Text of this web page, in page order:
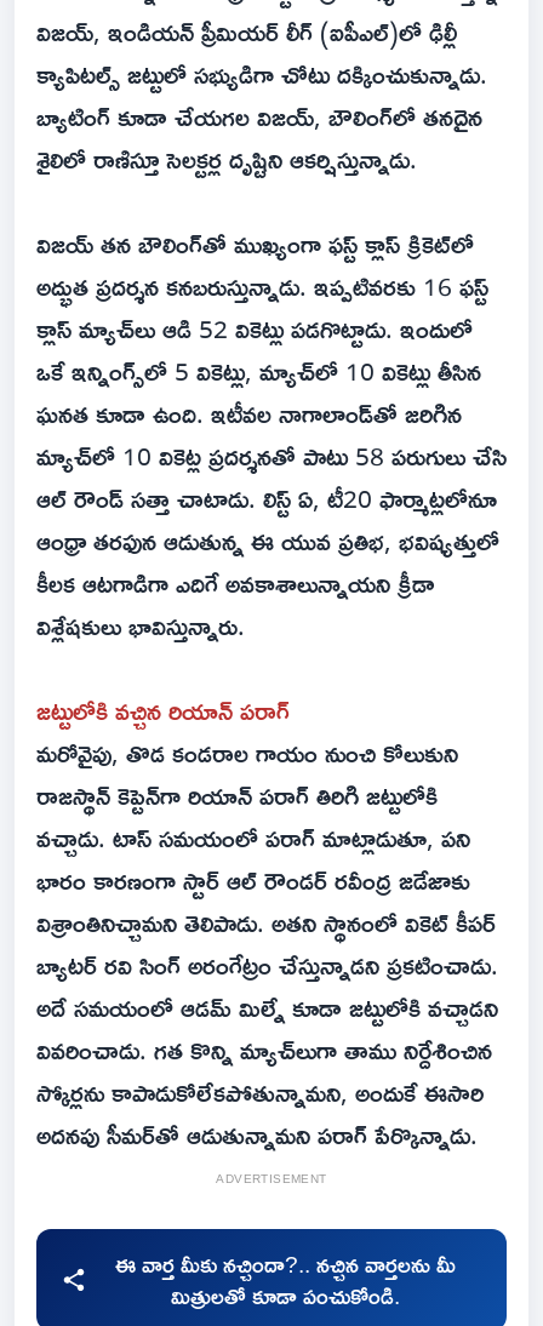
విజయ్, ఇండియన్ ప్రీమియర్ లీగ్ (ఐపీఎల్)లో ఢిల్లీ
క్యాపిటల్స్ జట్టులో సభ్యుడిగా చోటు దక్కించుకున్నాడు.
బ్యాటింగ్ కూడా చేయగల విజయ్, బౌలింగ్‌లో తనదైన
శైలిలో రాణిస్తూ సెలక్టర్ల దృష్టిని ఆకర్షిస్తున్నాడు.
విజయ్ తన బౌలింగ్‌తో ముఖ్యంగా ఫస్ట్ క్లాస్ క్రికెట్‌లో
అద్భుత ప్రదర్శన కనబరుస్తున్నాడు. ఇప్పటివరకు 16 ఫస్ట్
క్లాస్ మ్యాచ్‌లు ఆడి 52 వికెట్లు పడగొట్టాడు. ఇందులో
ఒకే ఇన్నింగ్స్‌లో 5 వికెట్లు, మ్యాచ్‌లో 10 వికెట్లు తీసిన
ఘనత కూడా ఉంది. ఇటీవల నాగాలాండ్‌తో జరిగిన
మ్యాచ్‌లో 10 వికెట్ల ప్రదర్శనతో పాటు 58 పరుగులు చేసి
ఆల్ రౌండ్ సత్తా చాటాడు. లిస్ట్ ఏ, టీ20 ఫార్మాట్లలోనూ
ఆంధ్రా తరఫున ఆడుతున్న ఈ యువ ప్రతిభ, భవిష్యత్తులో
కీలక ఆటగాడిగా ఎదిగే అవకాశాలున్నాయని క్రీడా
విశ్లేషకులు భావిస్తున్నారు.
జట్టులోకి వచ్చిన రియాన్ పరాగ్
మరోవైపు, తొడ కండరాల గాయం నుంచి కోలుకుని
రాజస్థాన్ కెప్టెన్‌గా రియాన్ పరాగ్ తిరిగి జట్టులోకి
వచ్చాడు. టాస్ సమయంలో పరాగ్ మాట్లాడుతూ, పని
భారం కారణంగా స్టార్ ఆల్ రౌండర్ రవీంద్ర జడేజాకు
విశ్రాంతినిచ్చామని తెలిపాడు. అతని స్థానంలో వికెట్ కీపర్
బ్యాటర్ రవి సింగ్ అరంగేట్రం చేస్తున్నాడని ప్రకటించాడు.
అదే సమయంలో ఆడమ్ మిల్నే కూడా జట్టులోకి వచ్చాడని
వివరించాడు. గత కొన్ని మ్యాచ్‌లుగా తాము నిర్దేశించిన
స్కోర్లను కాపాడుకోలేకపోతున్నామని, అందుకే ఈసారి
అదనపు సీమర్‌తో ఆడుతున్నామని పరాగ్ పేర్కొన్నాడు.
ADVERTISEMENT
ఈ వార్త మీకు నచ్చిందా?.. నచ్చిన వార్తలను మీ
మిత్రులతో కూడా పంచుకోండి.